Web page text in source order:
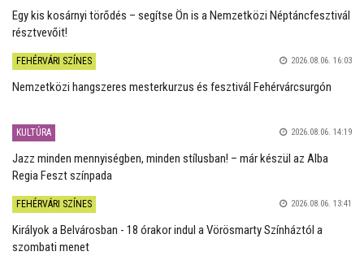
Egy kis kosárnyi törődés – segítse Ön is a Nemzetközi Néptáncfesztivál
résztvevőit!
FEHÉRVÁRI SZÍNES 2026.08.06. 16:03
Nemzetközi hangszeres mesterkurzus és fesztivál Fehérvárcsurgón
KULTÚRA 2026.08.06. 14:19
Jazz minden mennyiségben, minden stílusban! – már készül az Alba
Regia Feszt színpada
FEHÉRVÁRI SZÍNES 2026.08.06. 13:41
Királyok a Belvárosban - 18 órakor indul a Vörösmarty Színháztól a
szombati menet